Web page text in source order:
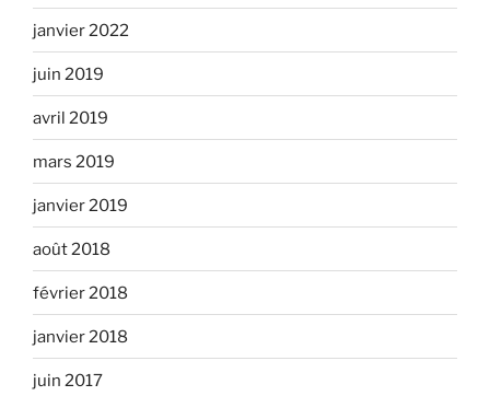
janvier 2022
juin 2019
avril 2019
mars 2019
janvier 2019
août 2018
février 2018
janvier 2018
juin 2017